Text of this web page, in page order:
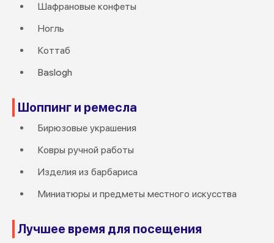
Шафрановые конфеты
Ногль
Коттаб
Baslogh
Шоппинг и ремесла
Бирюзовые украшения
Ковры ручной работы
Изделия из барбариса
Миниатюры и предметы местного искусства
Лучшее время для посещения